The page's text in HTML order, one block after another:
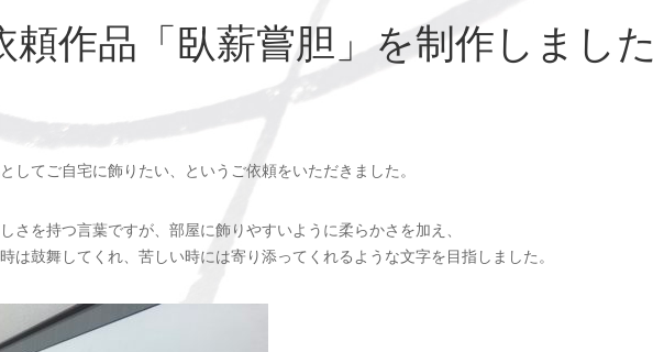
頼作品「臥薪嘗胆」を制作しました
してご自宅に飾りたい、というご依頼をいただきました。
さを持つ言葉ですが、部屋に飾りやすいように柔らかさを加え、
は鼓舞してくれ、苦しい時には寄り添ってくれるような文字を目指しました。